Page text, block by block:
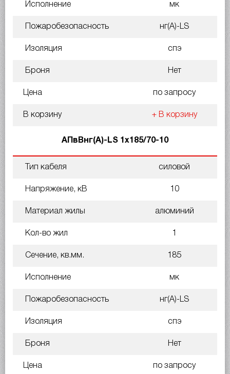
Исполнение мк
Пожаробезопасность нг(A)-LS
Изоляция спэ
Броня Нет
Цена по запросу
В корзину + В корзину
АПвВнг(A)-LS 1х185/70-10
Тип кабеля силовой
Напряжение, кВ 10
Материал жилы алюминий
Кол-во жил 1
Сечение, кв.мм. 185
Исполнение мк
Пожаробезопасность нг(A)-LS
Изоляция спэ
Броня Нет
Цена по запросу